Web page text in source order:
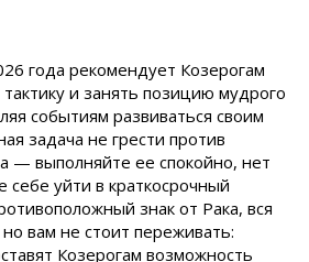
года рекомендует Козерогам
и занять позицию мудрого
событиям развиваться своим
задача не грести против
— выполняйте ее спокойно, нет
уйти в краткосрочный
знак от Рака, вся
вам не стоит переживать:
Козерогам возможность